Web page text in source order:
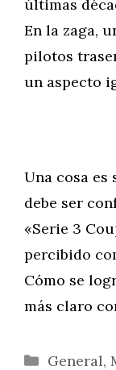
últimas
En la zaga,
pilotos
un aspecto
Una cosa es
debe ser
«Serie 3
percibido
Cómo se
más claro
General,